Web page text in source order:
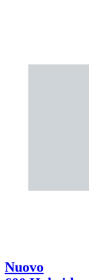
Nuovo